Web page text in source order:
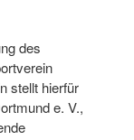
des
stellt hierfür
e. V.,